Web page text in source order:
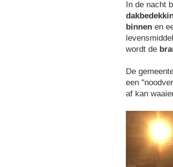
In de nacht
binnen en
wordt de
De
een
af kan